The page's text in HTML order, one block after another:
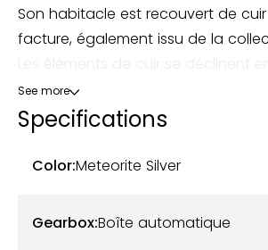
Son habitacle est recouvert de cuir
facture, également issu de la
« Obsidian Black » et « Falcon Grey
une ambiance bi-ton des plus
de bord étant une faiblesse
celui-ci a été refait à neuf dans les
Entretenue avec un soin
See more
Specifications
Color:Meteorite Silver
Gearbox:Boîte automatique